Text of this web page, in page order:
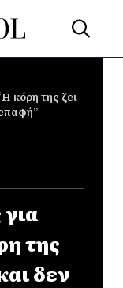
κόρη της ζει
της
δεν